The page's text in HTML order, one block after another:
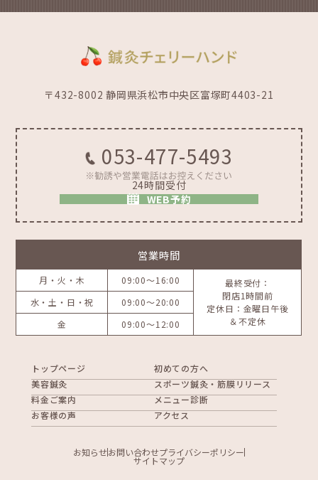
〒432-8002 静岡県浜松市中央区富塚町4403-21
053-477-5493
24時間受付
WEB予約
営業時間
月・火・木 09:00～16:00
最終受付：
閉店1時間前
定休日：金曜日午後
＆不定休
水・土・日・祝
09:00～20:00
金
09:00～12:00
トップページ
初めての方へ
美容鍼灸
スポーツ鍼灸・筋膜リリース
料金ご案内
メニュー診断
お客様の声
アクセス
お知らせお問い合わせプライバシーポリシー
サイトマップ